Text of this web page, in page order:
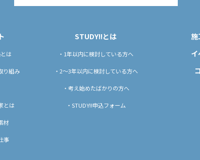
は
り組み
とは
材
事
STUDY!!とは
・1年以内に検討している方へ
・2〜3年以内に検討している方へ
・考え始めたばかりの方へ
・STUDY!!申込フォーム
施
イ